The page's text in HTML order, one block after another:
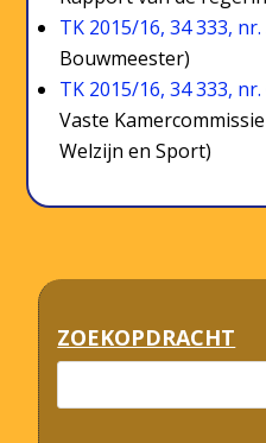
TK 2015/16, 34 333, nr.
Bouwmeester)
TK 2015/16, 34 333, nr.
Vaste
Welzijn en Sport)
ZOEKOPDRACHT